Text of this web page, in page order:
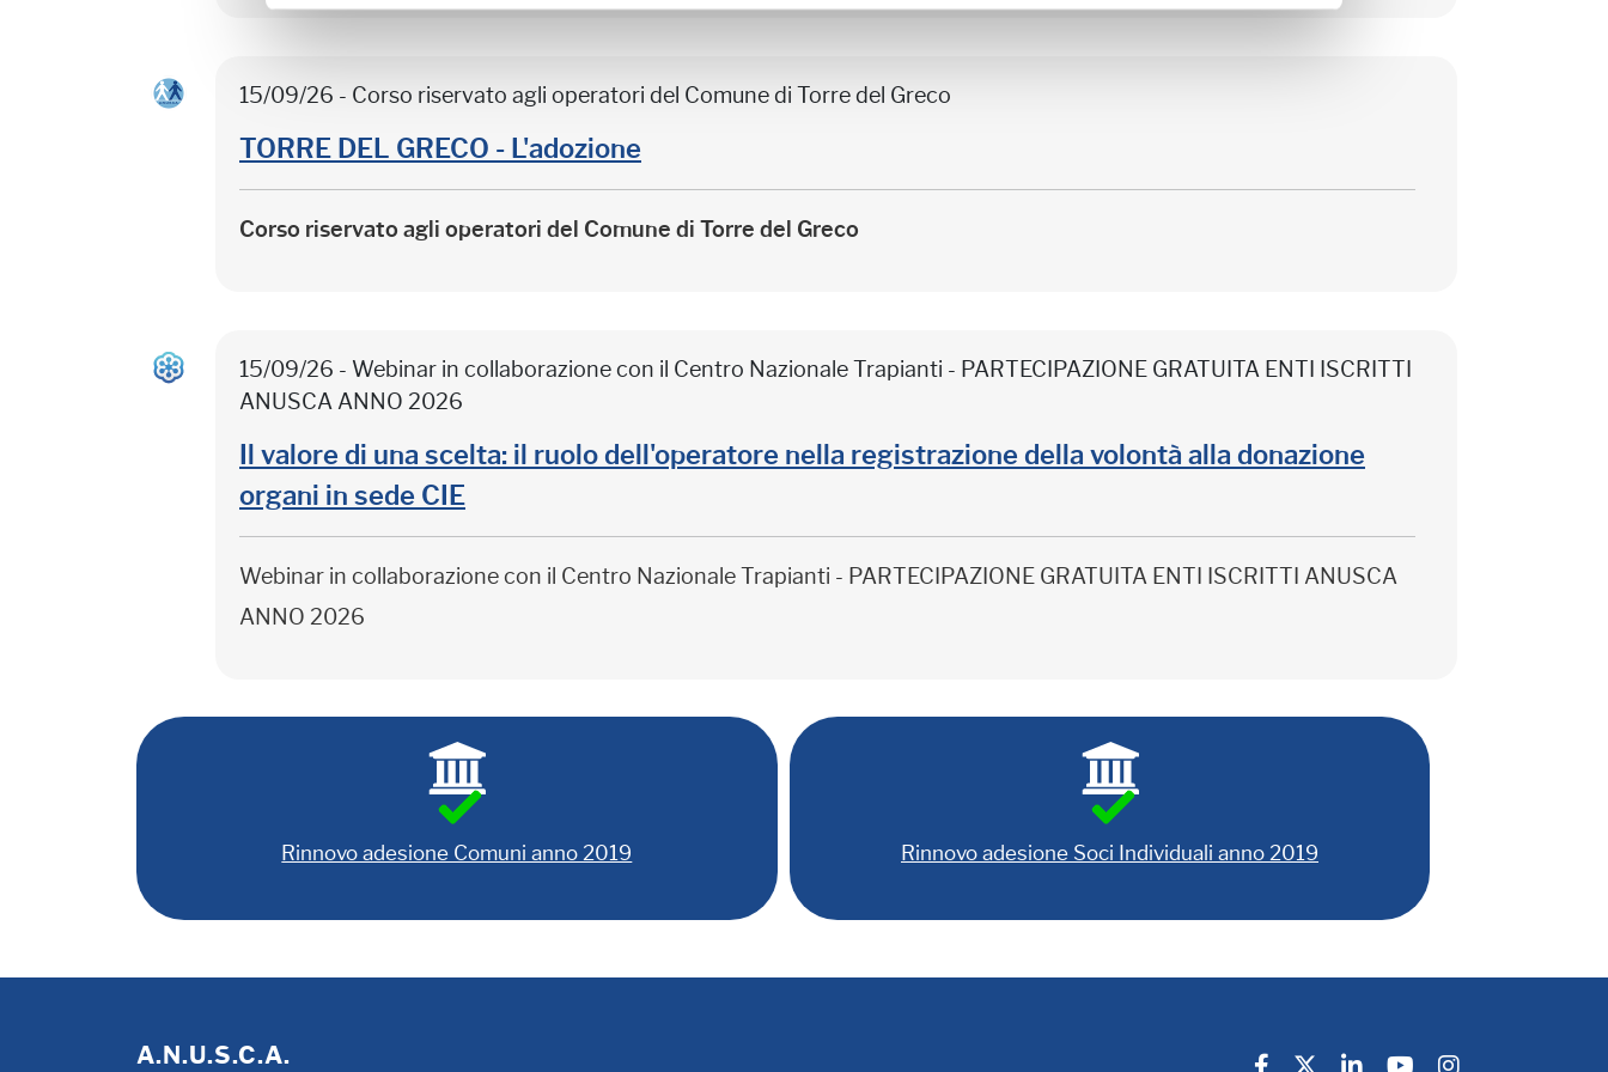
15/09/26 - Corso riservato agli operatori del Comune di Torre del Greco
TORRE DEL GRECO - L'adozione
Corso riservato agli operatori del Comune di Torre del Greco
15/09/26 - Webinar in collaborazione con il Centro Nazionale Trapianti - PARTECIPAZIONE GRATUITA ENTI ISCRITTI
ANUSCA ANNO 2026
Il valore di una scelta: il ruolo dell'operatore nella registrazione della volontà alla donazione
organi in sede CIE
Webinar in collaborazione con il Centro Nazionale Trapianti - PARTECIPAZIONE GRATUITA ENTI ISCRITTI ANUSCA
ANNO 2026
Rinnovo adesione Comuni anno 2019 Rinnovo adesione Soci Individuali anno 2019
A.N.U.S.C.A.